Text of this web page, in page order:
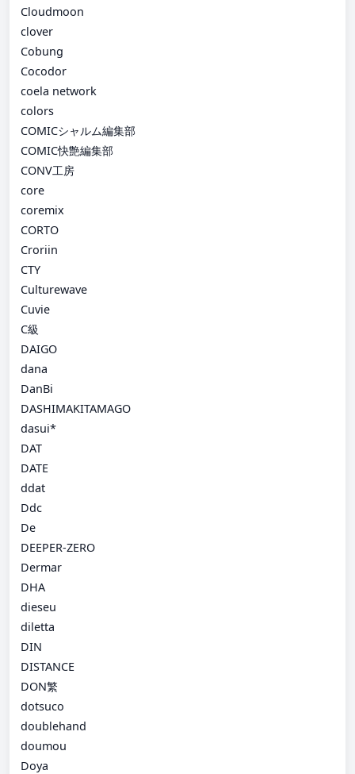
Cloudmoon
clover
Cobung
Cocodor
coela network
colors
COMICシャルム編集部
COMIC快艶編集部
CONV工房
core
coremix
CORTO
Croriin
CTY
Culturewave
Cuvie
C級
DAIGO
dana
DanBi
DASHIMAKITAMAGO
dasui*
DAT
DATE
ddat
Ddc
De
DEEPER-ZERO
Dermar
DHA
dieseu
diletta
DIN
DISTANCE
DON繁
dotsuco
doublehand
doumou
Doya